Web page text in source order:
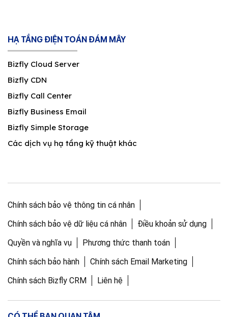
HẠ TẦNG ĐIỆN TOÁN ĐÁM MÂY
Bizfly Cloud Server
Bizfly CDN
Bizfly Call Center
Bizfly Business Email
Bizfly Simple Storage
Các dịch vụ hạ tầng kỹ thuật khác
Chính sách bảo vệ thông tin cá nhân
Chính sách bảo vệ dữ liệu cá nhân
Điều khoản sử dụng
Quyền và nghĩa vụ
Phương thức thanh toán
Chính sách bảo hành
Chính sách Email Marketing
Chính sách Bizfly CRM
Liên hệ